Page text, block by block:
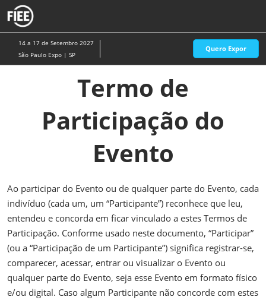
Pular
para
o
conteúdo
14 a 17 de Setembro 2027
São Paulo Expo | SP
Quero Expor
Termo de
Participação do
Evento
Ao participar do Evento ou de qualquer parte do Evento, cada
indivíduo (cada um, um “Participante”) reconhece que leu,
entendeu e concorda em ficar vinculado a estes Termos de
Participação. Conforme usado neste documento, “Participar”
(ou a “Participação de um Participante”) significa registrar-se,
comparecer, acessar, entrar ou visualizar o Evento ou
qualquer parte do Evento, seja esse Evento em formato físico
e/ou digital. Caso algum Participante não concorde com estes